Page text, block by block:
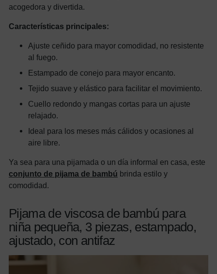
acogedora y divertida.
Características principales:
Ajuste ceñido para mayor comodidad, no resistente
al fuego.
Estampado de conejo para mayor encanto.
Tejido suave y elástico para facilitar el movimiento.
Cuello redondo y mangas cortas para un ajuste
relajado.
Ideal para los meses más cálidos y ocasiones al
aire libre.
Ya sea para una pijamada o un día informal en casa, este
conjunto de pijama de bambú brinda estilo y
comodidad.
Pijama de viscosa de bambú para
niña pequeña, 3 piezas, estampado,
ajustado, con antifaz